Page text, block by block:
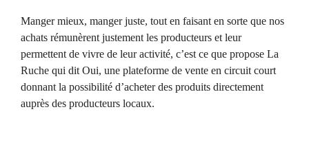
Manger mieux, manger juste, tout en faisant en sorte que nos
achats rémunèrent justement les producteurs et leur
permettent de vivre de leur activité, c’est ce que propose La
Ruche qui dit Oui, une plateforme de vente en circuit court
donnant la possibilité d’acheter des produits directement
auprès des producteurs locaux.